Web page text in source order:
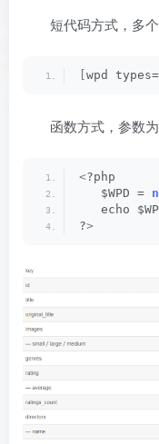
短代码方式，多
wpd
函数方式，参数为
<?php
   $WPD =
echo
?>